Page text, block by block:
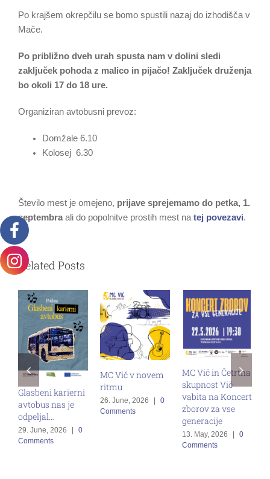
Po krajšem okrepčilu se bomo spustili nazaj do izhodišča v
Mače.
Po približno dveh urah spusta nam v dolini sledi
zaključek pohoda z malico in pijačo! Zaključek druženja
bo okoli 17 do 18 ure.
Organiziran avtobusni prevoz:
Domžale 6.10
Kolosej 6.30
Število mest je omejeno, prijave sprejemamo do petka, 1.
septembra ali do popolnitve prostih mest na tej povezavi.
Related Posts
Glasbeni karierni
avtobus nas je
odpeljal…
29. June, 2026 |
0
Comments
MC Vič v novem
ritmu
26. June, 2026 |
0
Comments
MC Vič in Četrtna
skupnost Vič
vabita na Koncert
zborov za vse
generacije
13. May, 2026
0
Comments